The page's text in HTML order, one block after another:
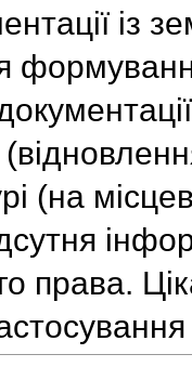
із
(на
права.